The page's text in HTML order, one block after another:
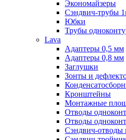
Экономайзеры
Сэндвич-трубы
Юбки
Трубы
Lava
Адаптеры 0,5 мм
Адаптеры 0,8 мм
Заглушки
Зонты и
Кронштейны
Монтажные
Отводы
Отводы
Сэндвич-отводы